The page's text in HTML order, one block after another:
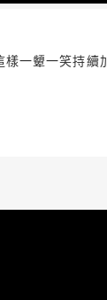
一顰一笑持續